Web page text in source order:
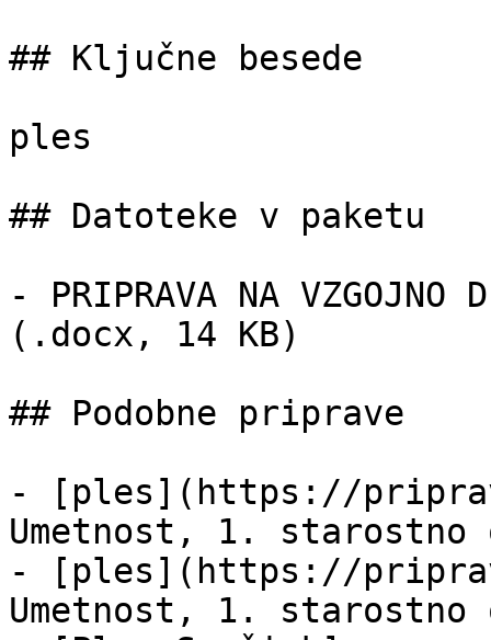
## Ključne besede
ples
## Datoteke v paketu
- PRIPRAVA NA
(.docx, 14 KB)
## Podobne priprave
- [ples](https://
Umetnost, 1. starostno
- [ples](https://
Umetnost, 1. starostno